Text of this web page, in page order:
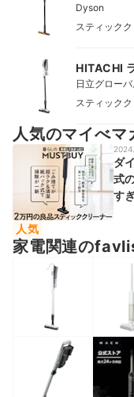
Dyson
スティック
HITACHI
ック
日立グロー
スティック
人気のマイべマ
ダ
式
す
人気
家電関連の